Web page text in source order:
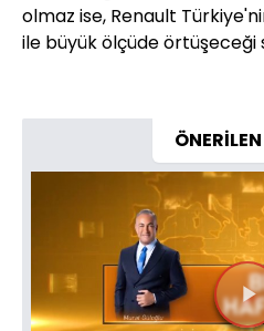
olmaz ise, Renault
ile büyük ölçüde örtüşeceği